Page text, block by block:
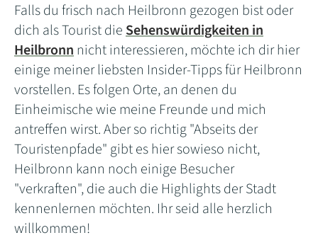
Falls du frisch nach Heilbronn gezogen bist oder
dich als Tourist dieSehenswürdigkeiten in
Heilbronnnicht interessieren, möchte ich dir hier
einige meiner liebsten Insider-Tipps für Heilbronn
vorstellen. Es folgen Orte, an denen du
Einheimische wie meine Freunde und mich
antreffen wirst. Aber so richtig "Abseits der
Touristenpfade" gibt es hier sowieso nicht,
Heilbronn kann noch einige Besucher
"verkraften", die auch die Highlights der Stadt
kennenlernen möchten. Ihr seid alle herzlich
willkommen!